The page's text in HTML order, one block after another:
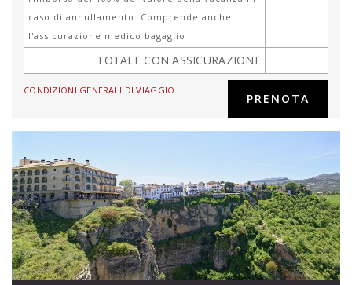
caso di annullamento. Comprende anche
l'assicurazione medico bagaglio
TOTALE CON ASSICURAZIONE
CONDIZIONI GENERALI DI VIAGGIO